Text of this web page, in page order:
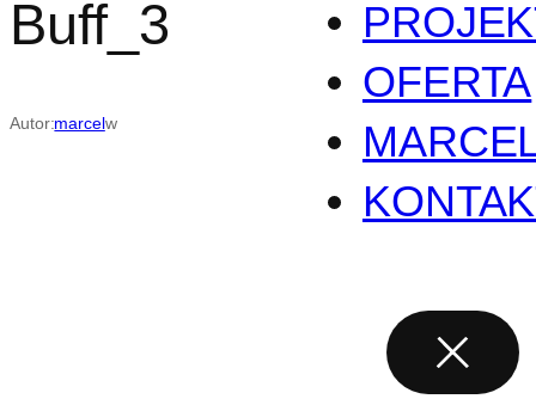
OFERTA
Buff_3
Autor:marcelw